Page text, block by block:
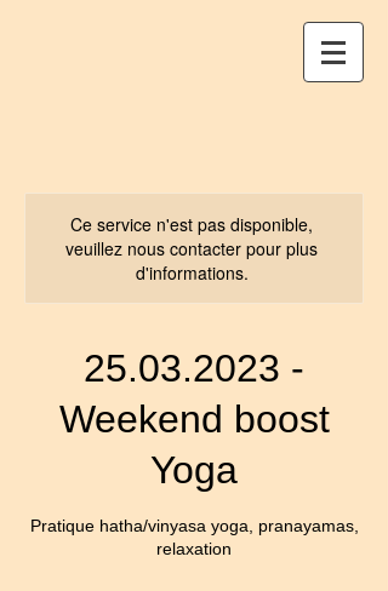
Ce service n'est pas disponible,
veuillez nous contacter pour plus
d'informations.
25.03.2023 -
Weekend boost
Yoga
Pratique hatha/vinyasa yoga, pranayamas,
relaxation